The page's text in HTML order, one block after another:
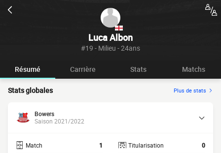
Luca Albon
#19 - Milieu - 24ans
Résumé Carrière Stats Matchs
Stats globales Plus de stats
Bowers
Saison 2021/2022
Match 1 Titularisation 0